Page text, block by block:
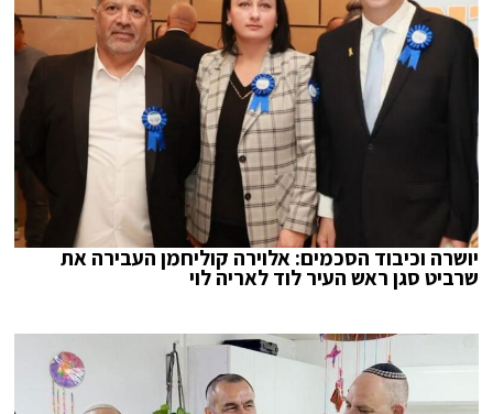
יושרה וכיבוד הסכמים: אלוירה קוליחמן העבירה את
שרביט סגן ראש העיר לוד לאריה לוי